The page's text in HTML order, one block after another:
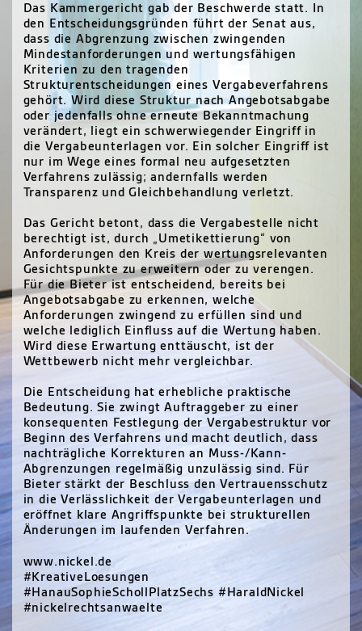
Das Kammergericht gab der Beschwerde statt. In
den Entscheidungsgründen führt der Senat aus,
dass die Abgrenzung zwischen zwingenden
Mindestanforderungen und wertungsfähigen
Kriterien zu den tragenden
Strukturentscheidungen eines Vergabeverfahrens
gehört. Wird diese Struktur nach Angebotsabgabe
oder jedenfalls ohne erneute Bekanntmachung
verändert, liegt ein schwerwiegender Eingriff in
die Vergabeunterlagen vor. Ein solcher Eingriff ist
nur im Wege eines formal neu aufgesetzten
Verfahrens zulässig; andernfalls werden
Transparenz und Gleichbehandlung verletzt.
Das Gericht betont, dass die Vergabestelle nicht
berechtigt ist, durch „Umetikettierung“ von
Anforderungen den Kreis der wertungsrelevanten
Gesichtspunkte zu erweitern oder zu verengen.
Für die Bieter ist entscheidend, bereits bei
Angebotsabgabe zu erkennen, welche
Anforderungen zwingend zu erfüllen sind und
welche lediglich Einfluss auf die Wertung haben.
Wird diese Erwartung enttäuscht, ist der
Wettbewerb nicht mehr vergleichbar.
Die Entscheidung hat erhebliche praktische
Bedeutung. Sie zwingt Auftraggeber zu einer
konsequenten Festlegung der Vergabestruktur vor
Beginn des Verfahrens und macht deutlich, dass
nachträgliche Korrekturen an Muss-/Kann-
Abgrenzungen regelmäßig unzulässig sind. Für
Bieter stärkt der Beschluss den Vertrauensschutz
in die Verlässlichkeit der Vergabeunterlagen und
eröffnet klare Angriffspunkte bei strukturellen
Änderungen im laufenden Verfahren.
www.nickel.de
#KreativeLoesungen
#HanauSophieSchollPlatzSechs #HaraldNickel
#nickelrechtsanwaelte